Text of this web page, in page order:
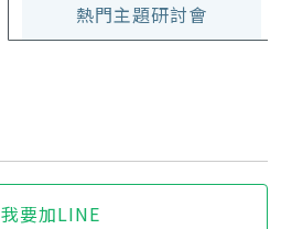
熱門主題研討會
我要加LINE